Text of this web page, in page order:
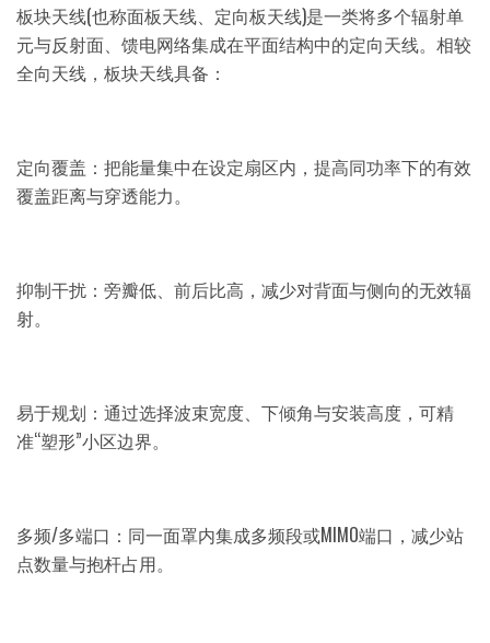
板块天线(也称面板天线、定向板天线)是一类将多个辐射单
元与反射面、馈电网络集成在平面结构中的定向天线。相较
全向天线，板块天线具备：
定向覆盖：把能量集中在设定扇区内，提高同功率下的有效
覆盖距离与穿透能力。
抑制干扰：旁瓣低、前后比高，减少对背面与侧向的无效辐
射。
易于规划：通过选择波束宽度、下倾角与安装高度，可精
准“塑形”小区边界。
多频/多端口：同一面罩内集成多频段或MIMO端口，减少站
点数量与抱杆占用。